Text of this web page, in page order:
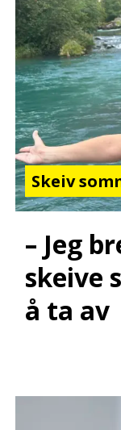
Skeiv
– Jeg
skeive
å ta av